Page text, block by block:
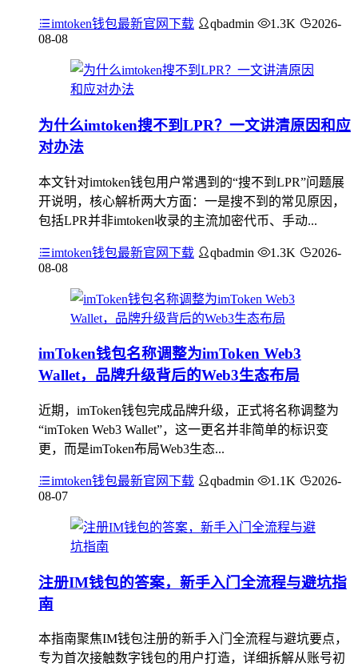
imtoken钱包最新官网下载 qbadmin 1.3K
2026-
08-08
为什么imtoken搜不到LPR？一文讲清原因和应
对办法
本文针对imtoken钱包用户常遇到的“搜不到LPR”问题展
开说明，核心解析两大方面：一是搜不到的常见原因，
包括LPR并非imtoken收录的主流加密代币、手动...
imtoken钱包最新官网下载 qbadmin 1.3K
2026-
08-08
imToken钱包名称调整为imToken Web3
Wallet，品牌升级背后的Web3生态布局
近期，imToken钱包完成品牌升级，正式将名称调整为
“imToken Web3 Wallet”，这一更名并非简单的标识变
更，而是imToken布局Web3生态...
imtoken钱包最新官网下载 qbadmin 1.1K
2026-
08-07
注册IM钱包的答案，新手入门全流程与避坑指
南
本指南聚焦IM钱包注册的新手入门全流程与避坑要点，
专为首次接触数字钱包的用户打造，详细拆解从账号初